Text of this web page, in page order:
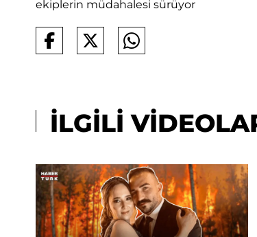
ekiplerin müdahalesi sürüyor
İLGİLİ